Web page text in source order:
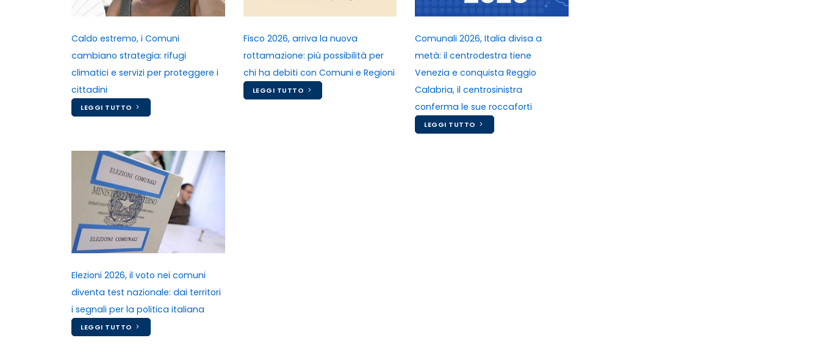
Caldo estremo, i Comuni
cambiano strategia: rifugi
climatici e servizi per proteggere i
cittadini
LEGGI TUTTO
Fisco 2026, arriva la nuova
rottamazione: più possibilità per
chi ha debiti con Comuni e Regioni
LEGGI TUTTO
Comunali 2026, Italia divisa a
metà: il centrodestra tiene
Venezia e conquista Reggio
Calabria, il centrosinistra
conferma le sue roccaforti
LEGGI TUTTO
Elezioni 2026, il voto nei comuni
diventa test nazionale: dai territori
i segnali per la politica italiana
LEGGI TUTTO